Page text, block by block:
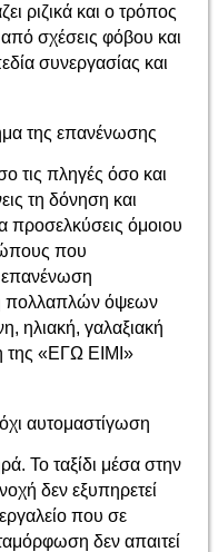
ριζικά και ο τρόπος
σχέσεις φόβου και
συνεργασίας και
της επανένωσης
τις πληγές όσο και
τη δόνηση και
προσελκύσεις όμοιου
που
επανένωση
πολλαπλών όψεων
ηλιακή, γαλαξιακή
της «ΕΓΩ ΕΙΜΙ»
αυτομαστίγωση
Το ταξίδι μέσα στην
δεν εξυπηρετεί
που σε
δεν απαιτεί